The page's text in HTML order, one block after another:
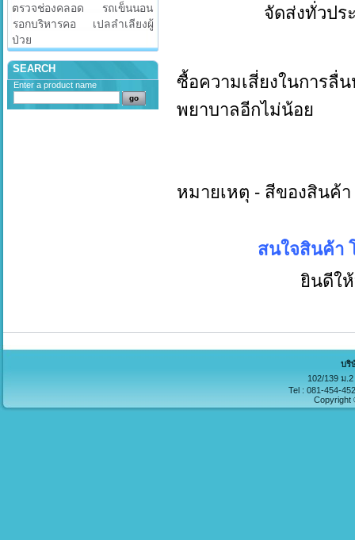
ตรวจช่องคลอด
รถเข็นนอน
รอกบริหารคอ
เปลลำเลียงผู้
ป่วย
SEARCH
Enter a product name
จัดส่งทั่วปร
ซื้อความเสี่ยงในการลื่
พยาบาลอีกไม่น้อย
หมายเหตุ - สีของสินค้
สนใจสินค้า โทร
ยินดีให้บริก
บริ
102/139 ม
Tel : 081-454-
Copyright